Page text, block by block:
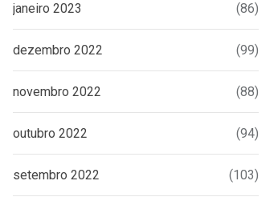
Eduardo Bolsonaro emite nota à
janeiro 2023 (86)
dezembro 2022 (99)
novembro 2022 (88)
outubro 2022 (94)
setembro 2022 (103)